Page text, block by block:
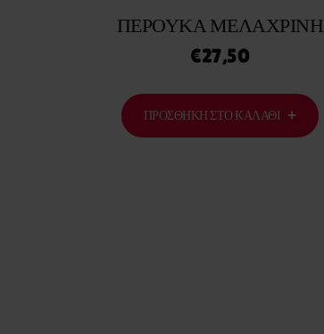
ΠΕΡΟΥΚΑ ΜΕΛΑΧΡΙΝΗ
€27,50
ΠΡΟΣΘΉΚΗ ΣΤΟ ΚΑΛΆΘΙ